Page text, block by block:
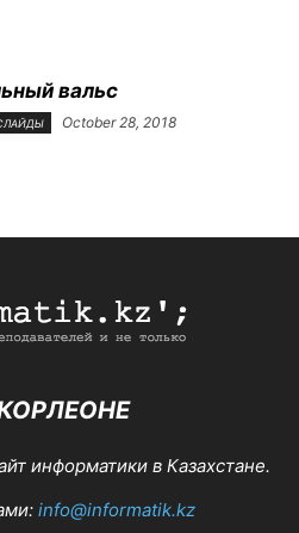
вальс
October 28, 2018
информатики в Казахстане.
info@informatik.kz